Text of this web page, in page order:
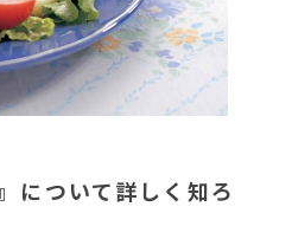
について詳しく知ろ